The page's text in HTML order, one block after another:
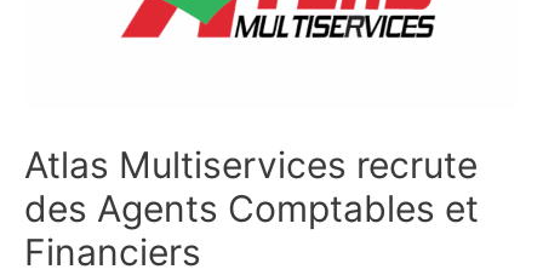
Atlas Multiservices recrute
des Agents Comptables et
Financiers